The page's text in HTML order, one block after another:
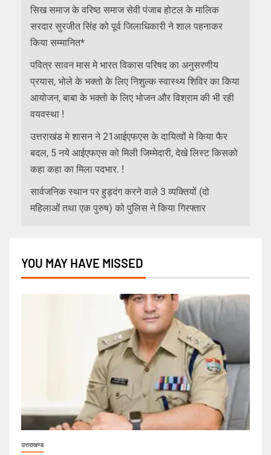
सिख समाज के वरिष्ठ समाज सेवी पंजाब होटल के मालिक
सरदार सुरजीत सिंह को पूर्व जिलाधिकारी ने शाल पहनाकर
किया सम्मानित*
पवित्र सावन मास मे भारत विकास परिषद का अनुसरणीय
प्रयास, भोले के भक्तो के लिए निशुल्क स्वास्थ्य शिविर का किया
आयोजन, बाबा के भक्तो के लिए भोजन और विश्राम की भी रही
वयवस्था !
उत्तराखंड मे शासन ने 21आईएफएस के दायित्वों मे किया फैर
बदल, 5 नये आईएफएस को मिली जिम्मेदारी, देखे लिस्ट किसको
कहा कहा का मिला पदभार. !
सार्वजनिक स्थान पर हुड़दंग करने वाले 3 व्यक्तियों (दो
महिलाओं तथा एक पुरुष) को पुलिस ने किया गिरफ्तार
YOU MAY HAVE MISSED
उत्तराखण्ड